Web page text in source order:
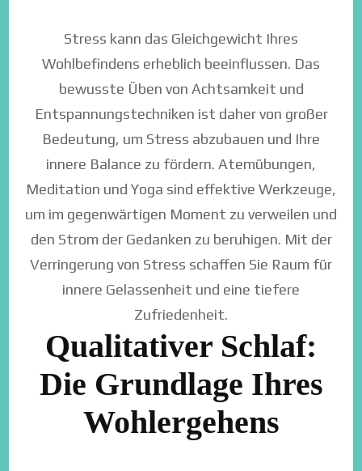
Stress kann das Gleichgewicht Ihres
Wohlbefindens erheblich beeinflussen. Das
bewusste Üben von Achtsamkeit und
Entspannungstechniken ist daher von großer
Bedeutung, um Stress abzubauen und Ihre
innere Balance zu fördern. Atemübungen,
Meditation und Yoga sind effektive Werkzeuge,
um im gegenwärtigen Moment zu verweilen und
den Strom der Gedanken zu beruhigen. Mit der
Verringerung von Stress schaffen Sie Raum für
innere Gelassenheit und eine tiefere
Zufriedenheit.
Qualitativer Schlaf:
Die Grundlage Ihres
Wohlergehens